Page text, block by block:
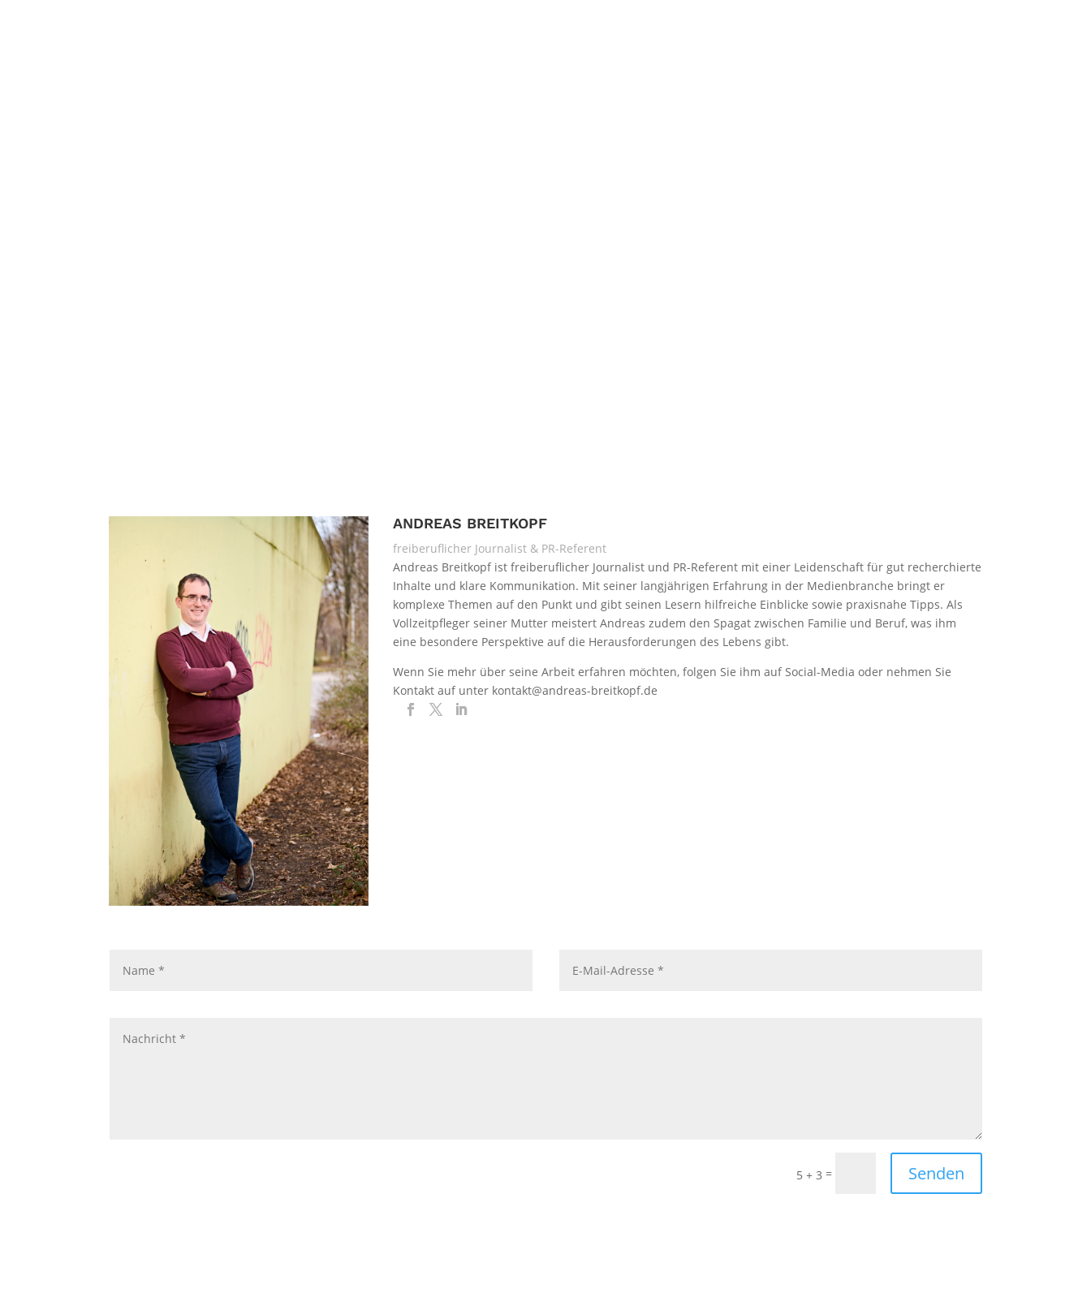
ANDREAS BREITKOPF
freiberuflicher Journalist & PR-Referent
Andreas Breitkopf ist freiberuflicher Journalist und PR-Referent mit einer Leidenschaft für gut recherchierte
Inhalte und klare Kommunikation. Mit seiner langjährigen Erfahrung in der Medienbranche bringt er
komplexe Themen auf den Punkt und gibt seinen Lesern hilfreiche Einblicke sowie praxisnahe Tipps. Als
Vollzeitpfleger seiner Mutter meistert Andreas zudem den Spagat zwischen Familie und Beruf, was ihm
eine besondere Perspektive auf die Herausforderungen des Lebens gibt.
Wenn Sie mehr über seine Arbeit erfahren möchten, folgen Sie ihm auf Social-Media oder nehmen Sie
Kontakt auf unter kontakt@andreas-breitkopf.de
5 + 3 = Senden